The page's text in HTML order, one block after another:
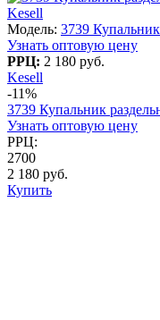
Kesell
Модель: 3739
Узнать оптовую цену
РРЦ: 2 180 руб.
Kesell
-11%
3739 Купальник
Узнать оптовую цену
РРЦ:
2700
2 180 руб.
Купить